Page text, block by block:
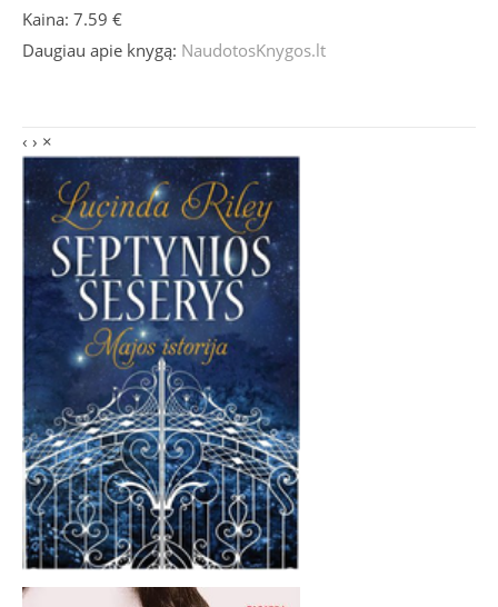
Kaina: 7.59 €
Daugiau apie knygą: NaudotosKnygos.lt
‹ › ×